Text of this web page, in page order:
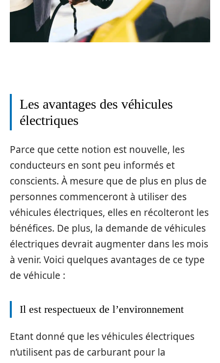
Les avantages des véhicules
électriques
Parce que cette notion est nouvelle, les
conducteurs en sont peu informés et
conscients. À mesure que de plus en plus de
personnes commenceront à utiliser des
véhicules électriques, elles en récolteront les
bénéfices. De plus, la demande de véhicules
électriques devrait augmenter dans les mois
à venir. Voici quelques avantages de ce type
de véhicule :
Il est respectueux de l’environnement
Etant donné que les véhicules électriques
n’utilisent pas de carburant pour la